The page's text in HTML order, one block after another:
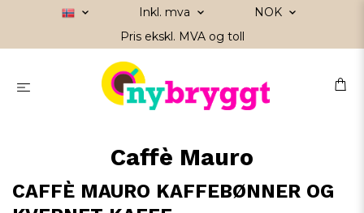
Inkl. mva
NOK
Pris ekskl. MVA og toll
Caffè Mauro
CAFFÈ MAURO KAFFEBØNNER OG